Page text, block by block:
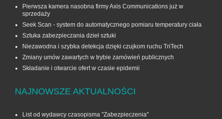
Pierwsza kamera nasobna firmy Axis Communications już w
sprzedaży
Seek Scan - system do automatycznego pomiaru temperatury ciała
Sztuka zabezpieczania dzieł sztuki
Niezawodna i szybka detekcja dzięki czujkom ruchu TriTech
Zmiany umów zawartych w trybie zamówień publicznych
Składanie i otwarcie ofert w czasie epidemii
NAJNOWSZE AKTUALNOŚCI
List od wydawcy czasopisma "Zabezpieczenia"